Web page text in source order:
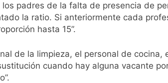
padres de la falta de presencia de
la ratio. Si anteriormente cada
hasta 15”.
de la limpieza, el personal de cocina,
cuando hay alguna vacante